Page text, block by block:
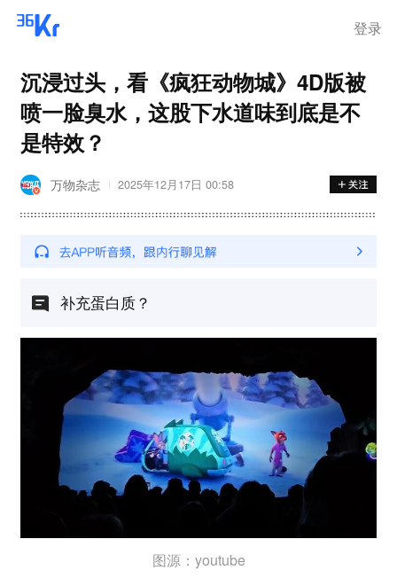
登录
沉浸过头，看《疯狂动物城》4D版被
喷一脸臭水，这股下水道味到底是不
是特效？
万物杂志 2025年12月17日 00:58
补充蛋白质？
图源：youtube